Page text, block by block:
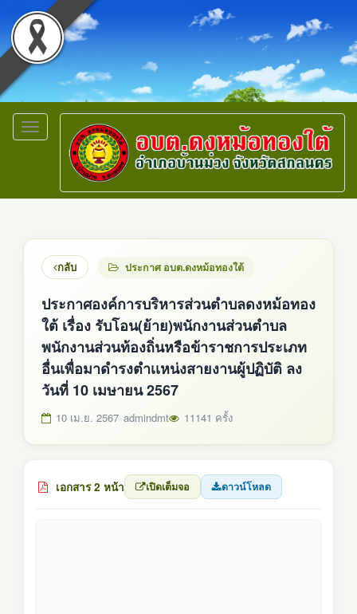
Toggle
navigation
กลับ ประกาศ อบต.ดงหม้อทองใต้
ประกาศองค์การบริหารส่วนตำบลดงหม้อทอง
ใต้ เรื่อง รับโอน(ย้าย)พนักงานส่วนตำบล
พนักงานส่วนท้องถิ่นหรือข้าราชการประเภท
อื่นเพื่อมาดำรงตำเเหน่งสายงานผู้ปฏิบัติ ลง
วันที่ 10 เมษายน 2567
10 เม.ย. 2567 admindmt 11141 ครั้ง
เอกสาร 2 หน้า เปิดเต็มจอ ดาวน์โหลด